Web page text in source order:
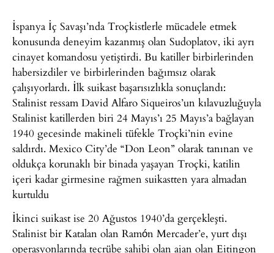
İspanya İç Savaşı’nda Troçkistlerle mücadele etmek
konusunda deneyim kazanmış olan Sudoplatov, iki ayrı
cinayet komandosu yetiştirdi. Bu katiller birbirlerinden
habersizdiler ve birbirlerinden bağımsız olarak
çalışıyorlardı. İlk suikast başarısızlıkla sonuçlandı:
Stalinist ressam David Alfaro Siqueiros’un kılavuzluğuyla
Stalinist katillerden biri 24 Mayıs’ı 25 Mayıs’a bağlayan
1940 gecesinde makineli tüfekle Troçki’nin evine
saldırdı. Mexico City’de “Don Leon” olarak tanınan ve
oldukça korunaklı bir binada yaşayan Troçki, katilin
içeri kadar girmesine rağmen suikastten yara almadan
kurtuldu
İkinci suikast ise 20 Ağustos 1940’da gerçekleşti.
Stalinist bir Katalan olan Ramón Mercader’e, yurt dışı
operasyonlarında tecrübe sahibi olan ajan olan Eitingon